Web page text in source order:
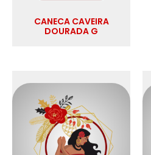
CANECA CAVEIRA
DOURADA G